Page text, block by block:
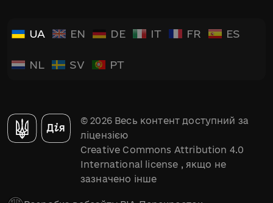
UA EN DE IT FR ES
NL SV PT
© 2026 Весь контент доступний за
ліцензією
Creative Commons Attribution 4.0
International license , якщо не
зазначено інше